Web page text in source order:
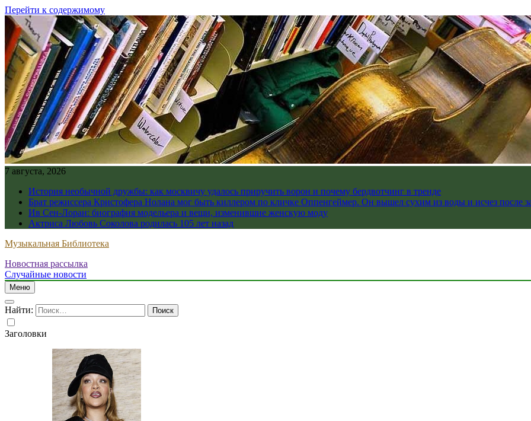
Перейти к содержимому
7 августа, 2026
История необычной дружбы: как москвичу удалось приручить ворон и почему бердвотчинг в тренде
Брат режиссера Кристофера Нолана мог быть киллером по кличке Оппенгеймер. Он вышел сухим из воды и исчез после
Ив Сен-Лоран: биография модельера и вещи, изменившие женскую моду
Актриса Любовь Соколова родилась 105 лет назад
Музыкальная Библиотека
Новостная рассылка
Случайные новости
Меню
Найти:
Заголовки